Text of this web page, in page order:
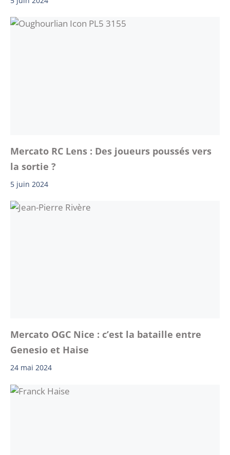
Mercato RC Lens : Des joueurs poussés vers
la sortie ?
5 juin 2024
Mercato OGC Nice : c’est la bataille entre
Genesio et Haise
24 mai 2024